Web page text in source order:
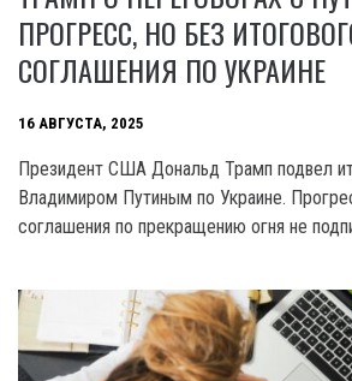
ПРОГРЕСС, НО БЕЗ
СОГЛАШЕНИЯ ПО УКРАИНЕ
16 АВГУСТА, 2025
Президент США Дональд Трамп подвел
Владимиром Путиным по Украине.
соглашения по прекращению огня не